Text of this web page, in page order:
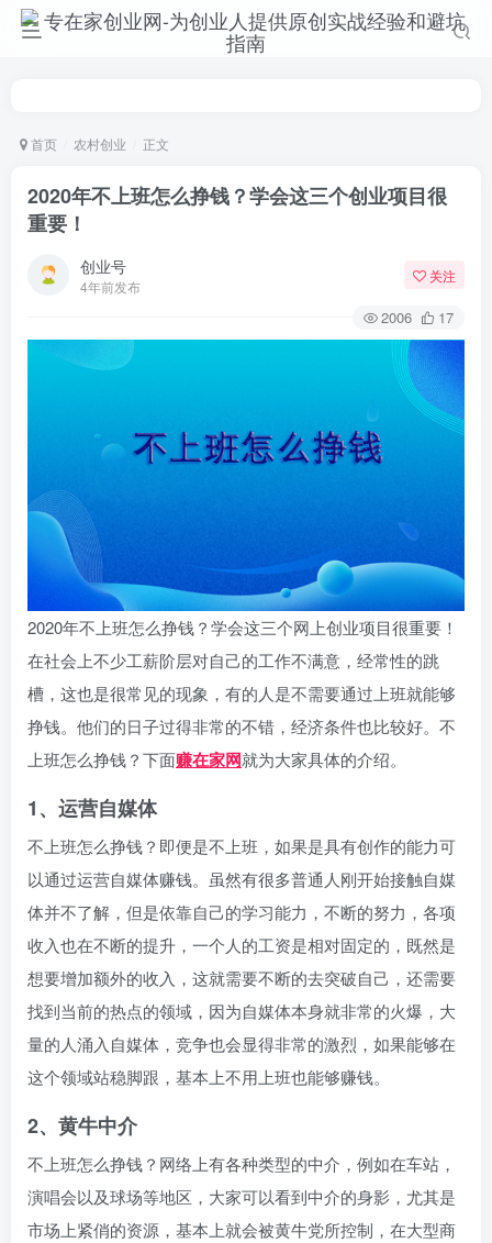
首页 农村创业 正文
2020年不上班怎么挣钱？学会这三个创业项目很
重要！
创业号
4年前发布
关注
2006 17
2020年不上班怎么挣钱？学会这三个网上创业项目很重要！
在社会上不少工薪阶层对自己的工作不满意，经常性的跳
槽，这也是很常见的现象，有的人是不需要通过上班就能够
挣钱。他们的日子过得非常的不错，经济条件也比较好。不
上班怎么挣钱？下面赚在家网就为大家具体的介绍。
1、运营自媒体
不上班怎么挣钱？即便是不上班，如果是具有创作的能力可
以通过运营自媒体赚钱。虽然有很多普通人刚开始接触自媒
体并不了解，但是依靠自己的学习能力，不断的努力，各项
收入也在不断的提升，一个人的工资是相对固定的，既然是
想要增加额外的收入，这就需要不断的去突破自己，还需要
找到当前的热点的领域，因为自媒体本身就非常的火爆，大
量的人涌入自媒体，竞争也会显得非常的激烈，如果能够在
这个领域站稳脚跟，基本上不用上班也能够赚钱。
2、黄牛中介
不上班怎么挣钱？网络上有各种类型的中介，例如在车站，
演唱会以及球场等地区，大家可以看到中介的身影，尤其是
市场上紧俏的资源，基本上就会被黄牛党所控制，在大型商